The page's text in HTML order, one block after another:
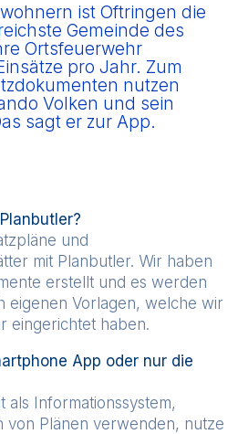
ist Oftringen die
Gemeinde des
Ortsfeuerwehr
pro Jahr. Zum
nutzen
Volken und sein
sagt er zur App.
und
mit Planbutler. Wir haben
erstellt und es werden
eigenen Vorlagen, welche wir
eingerichtet haben.
App oder nur die
als Informationssystem,
von Plänen verwenden, nutze